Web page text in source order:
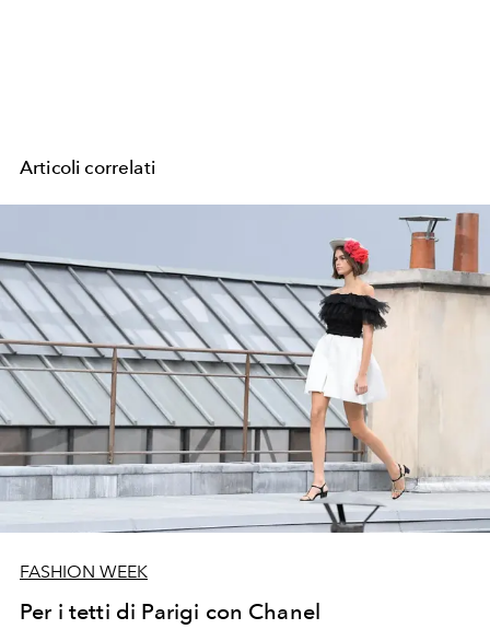
Articoli correlati
FASHION WEEK
Per i tetti di Parigi con Chanel